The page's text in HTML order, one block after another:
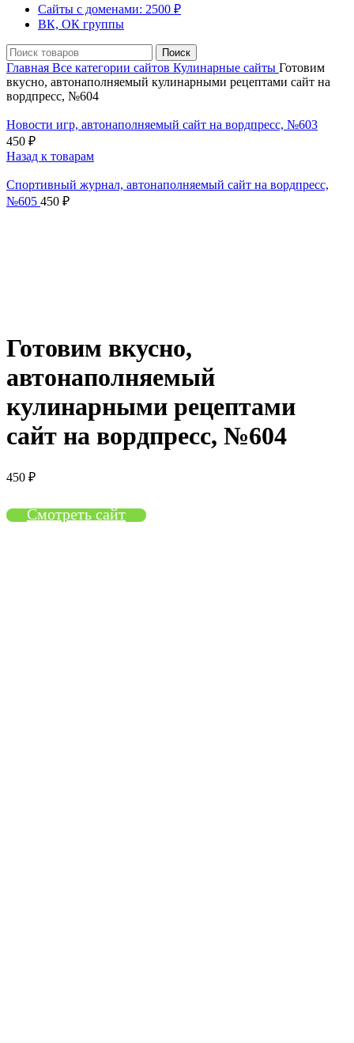
Сайты с доменами: 2500 ₽
ВК, ОК группы
Поиск
Главная Все категории сайтов Кулинарные сайты Готовим
вкусно, автонаполняемый кулинарными рецептами сайт на
вордпресс, №604
Новости игр, автонаполняемый сайт на вордпресс, №603
450 ₽
Назад к товарам
Спортивный журнал, автонаполняемый сайт на вордпресс,
№605 450 ₽
Готовим вкусно,
автонаполняемый
кулинарными рецептами
сайт на вордпресс, №604
450 ₽
Смотреть сайт